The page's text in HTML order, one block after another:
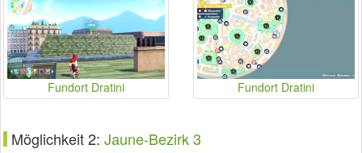
Fundort Dratini Fundort Dratini
Möglichkeit 2: Jaune-Bezirk 3